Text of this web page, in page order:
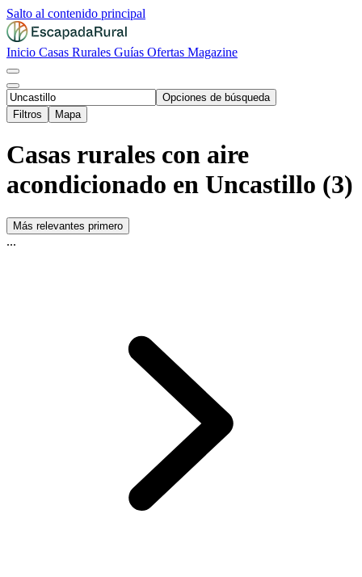
Salto al contenido principal
Inicio Casas Rurales Guías Ofertas Magazine
Opciones de búsqueda
Filtros
Mapa
Casas rurales con aire
acondicionado en Uncastillo (3)
Más relevantes primero
...